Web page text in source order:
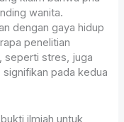
wanita.
dengan gaya hidup
penelitian
seperti stres, juga
pada kedua
ilmiah untuk